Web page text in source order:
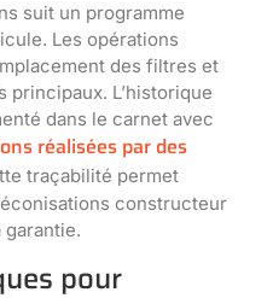
suit un programme
Les opérations
des filtres et
principaux. L’historique
dans le carnet avec
réalisées par des
traçabilité permet
constructeur
pour